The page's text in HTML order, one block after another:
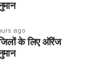
ago
जिलों के लिए ऑरेंज